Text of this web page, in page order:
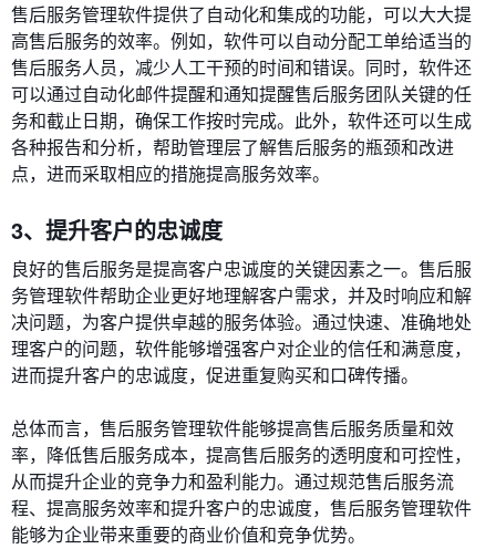
售后服务管理软件提供了自动化和集成的功能，可以大大提
高售后服务的效率。例如，软件可以自动分配工单给适当的
售后服务人员，减少人工干预的时间和错误。同时，软件还
可以通过自动化邮件提醒和通知提醒售后服务团队关键的任
务和截止日期，确保工作按时完成。此外，软件还可以生成
各种报告和分析，帮助管理层了解售后服务的瓶颈和改进
点，进而采取相应的措施提高服务效率。
3、提升客户的忠诚度
良好的售后服务是提高客户忠诚度的关键因素之一。售后服
务管理软件帮助企业更好地理解客户需求，并及时响应和解
决问题，为客户提供卓越的服务体验。通过快速、准确地处
理客户的问题，软件能够增强客户对企业的信任和满意度，
进而提升客户的忠诚度，促进重复购买和口碑传播。
总体而言，售后服务管理软件能够提高售后服务质量和效
率，降低售后服务成本，提高售后服务的透明度和可控性，
从而提升企业的竞争力和盈利能力。通过规范售后服务流
程、提高服务效率和提升客户的忠诚度，售后服务管理软件
能够为企业带来重要的商业价值和竞争优势。